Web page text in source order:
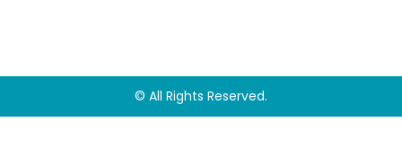
© All Rights Reserved.